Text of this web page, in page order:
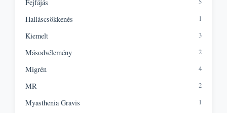
Fejfájás
Halláscsökkenés 1
Kiemelt 3
Másodvélemény 2
Migrén 4
MR 2
Myasthenia Gravis 1